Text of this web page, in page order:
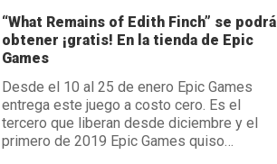
“What Remains of Edith Finch” se podrá
obtener ¡gratis! En la tienda de Epic
Games
Desde el 10 al 25 de enero Epic Games
entrega este juego a costo cero. Es el
tercero que liberan desde diciembre y el
primero de 2019 Epic Games quiso…